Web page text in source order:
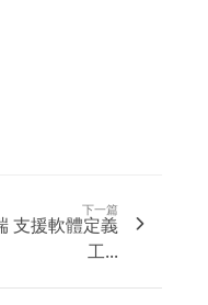
下一篇
支援軟體定義
工...